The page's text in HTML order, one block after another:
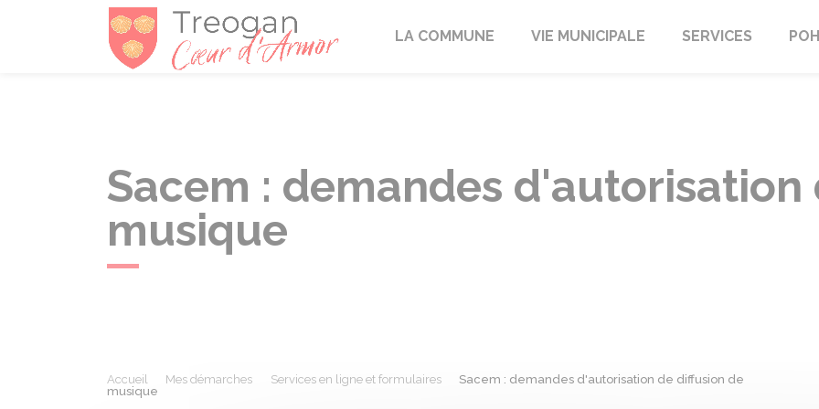
TréoganLA COMMUNE VIE MUNICIPALE SERVICES
Sacem : demandes
musique
Accueil Mes démarches Services en ligne et formulaires
Sacem : demandes d'autorisation de diffusion de
musique